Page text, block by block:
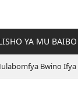
YA MU BAIBO
Bwino